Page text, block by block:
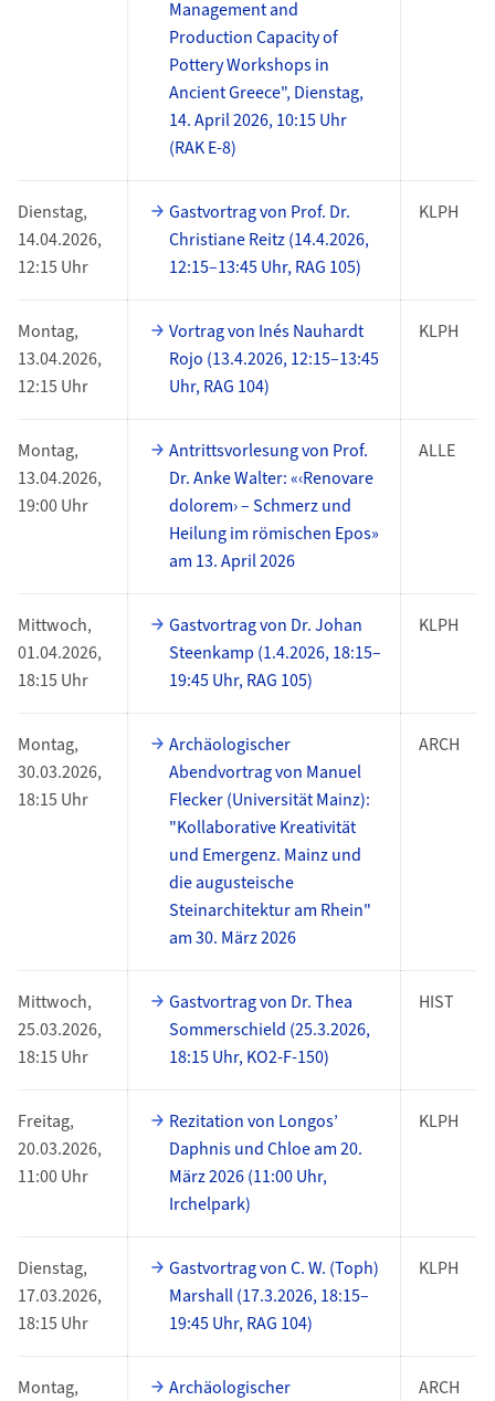
Management and
Production Capacity of
Pottery Workshops in
Ancient Greece", Dienstag,
14. April 2026, 10:15 Uhr
(RAK E-8)
Dienstag,
14.04.2026,
12:15 Uhr
Gastvortrag von Prof. Dr.
Christiane Reitz (14.4.2026,
12:15–13:45 Uhr, RAG 105)
KLPH
Montag,
13.04.2026,
12:15 Uhr
Vortrag von Inés Nauhardt
Rojo (13.4.2026, 12:15–13:45
Uhr, RAG 104)
KLPH
Montag,
13.04.2026,
19:00 Uhr
Antrittsvorlesung von Prof.
Dr. Anke Walter: «‹Renovare
dolorem› – Schmerz und
Heilung im römischen Epos»
am 13. April 2026
ALLE
Mittwoch,
01.04.2026,
18:15 Uhr
Gastvortrag von Dr. Johan
Steenkamp (1.4.2026, 18:15–
19:45 Uhr, RAG 105)
KLPH
Montag,
30.03.2026,
18:15 Uhr
Archäologischer
Abendvortrag von Manuel
Flecker (Universität Mainz):
"Kollaborative Kreativität
und Emergenz. Mainz und
die augusteische
Steinarchitektur am Rhein"
am 30. März 2026
ARCH
Mittwoch,
25.03.2026,
18:15 Uhr
Gastvortrag von Dr. Thea
Sommerschield (25.3.2026,
18:15 Uhr, KO2-F-150)
HIST
Freitag,
20.03.2026,
11:00 Uhr
Rezitation von Longos’
Daphnis und Chloe am 20.
März 2026 (11:00 Uhr,
Irchelpark)
KLPH
Dienstag,
17.03.2026,
18:15 Uhr
Gastvortrag von C. W. (Toph)
Marshall (17.3.2026, 18:15–
19:45 Uhr, RAG 104)
KLPH
Montag,
Archäologischer
ARCH